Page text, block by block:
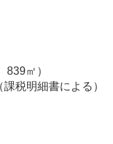
㎡）
税明細書による）